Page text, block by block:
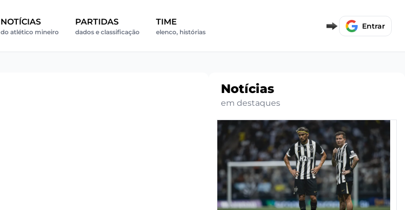
NOTÍCIAS
do atlético mineiro
PARTIDAS
dados e classificação
TIME
elenco, histórias
Entrar
Notícias
em destaques